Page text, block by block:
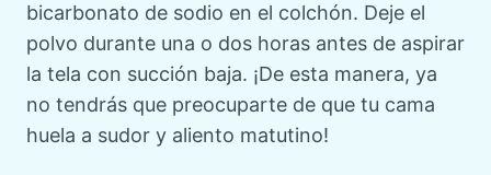
bicarbonato de sodio en el colchón. Deje el
polvo durante una o dos horas antes de aspirar
la tela con succión baja. ¡De esta manera, ya
no tendrás que preocuparte de que tu cama
huela a sudor y aliento matutino!